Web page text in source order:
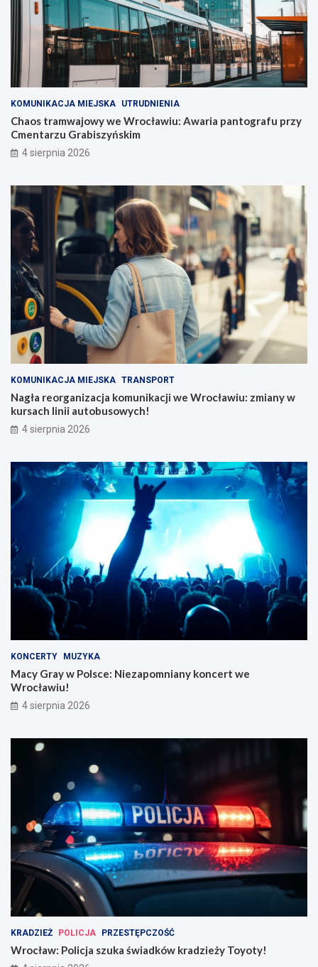
KOMUNIKACJA MIEJSKA UTRUDNIENIA
Chaos tramwajowy we Wrocławiu: Awaria pantografu przy
Cmentarzu Grabiszyńskim
4 sierpnia 2026
KOMUNIKACJA MIEJSKA TRANSPORT
Nagła reorganizacja komunikacji we Wrocławiu: zmiany w
kursach linii autobusowych!
4 sierpnia 2026
KONCERTY MUZYKA
Macy Gray w Polsce: Niezapomniany koncert we
Wrocławiu!
4 sierpnia 2026
KRADZIEŻ POLICJA PRZESTĘPCZOŚĆ
Wrocław: Policja szuka świadków kradzieży Toyoty!